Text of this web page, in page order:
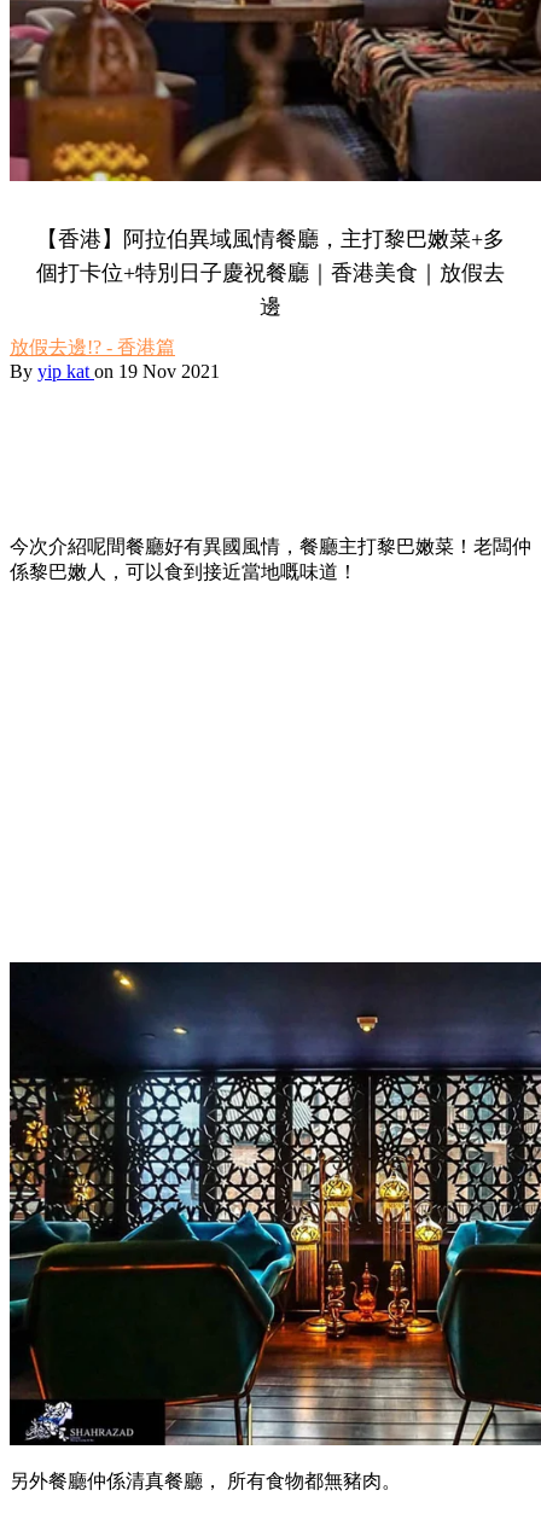
【香港】阿拉伯異域風情餐廳，主打黎巴嫩菜+多
個打卡位+特別日子慶祝餐廳｜香港美食｜放假去
邊
放假去邊!? - 香港篇
By yip kat on 19 Nov 2021
今次介紹呢間餐廳好有異國風情，餐廳主打黎巴嫩菜！老闆仲
係黎巴嫩人，可以食到接近當地嘅味道！
另外餐廳仲係清真餐廳， 所有食物都無豬肉。